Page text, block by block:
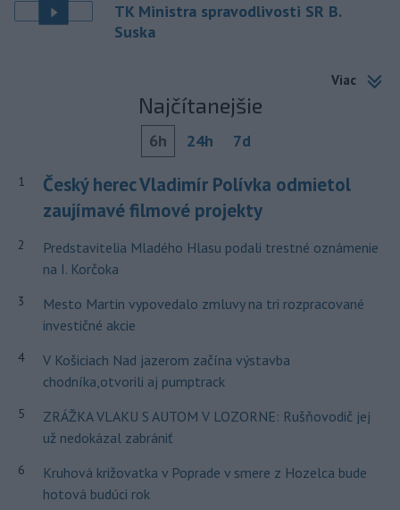
TK Ministra spravodlivosti SR B.
Suska
Viac
Najčítanejšie
6h 24h 7d
1
Český herec Vladimír Polívka odmietol
zaujímavé filmové projekty
2
Predstavitelia Mladého Hlasu podali trestné oznámenie
na I. Korčoka
3
Mesto Martin vypovedalo zmluvy na tri rozpracované
investičné akcie
4
V Košiciach Nad jazerom začína výstavba
chodníka,otvorili aj pumptrack
5
ZRÁŽKA VLAKU S AUTOM V LOZORNE: Rušňovodič jej
už nedokázal zabrániť
6
Kruhová križovatka v Poprade v smere z Hozelca bude
hotová budúci rok